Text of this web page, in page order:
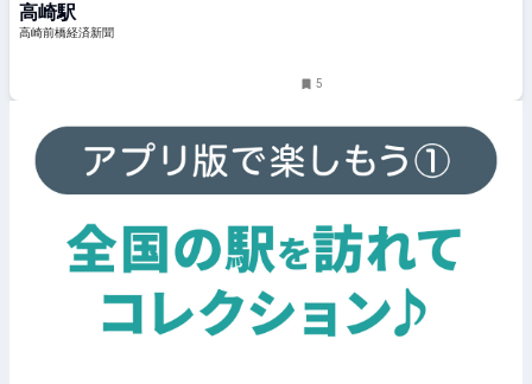
高崎駅
高崎前橋経済新聞
5